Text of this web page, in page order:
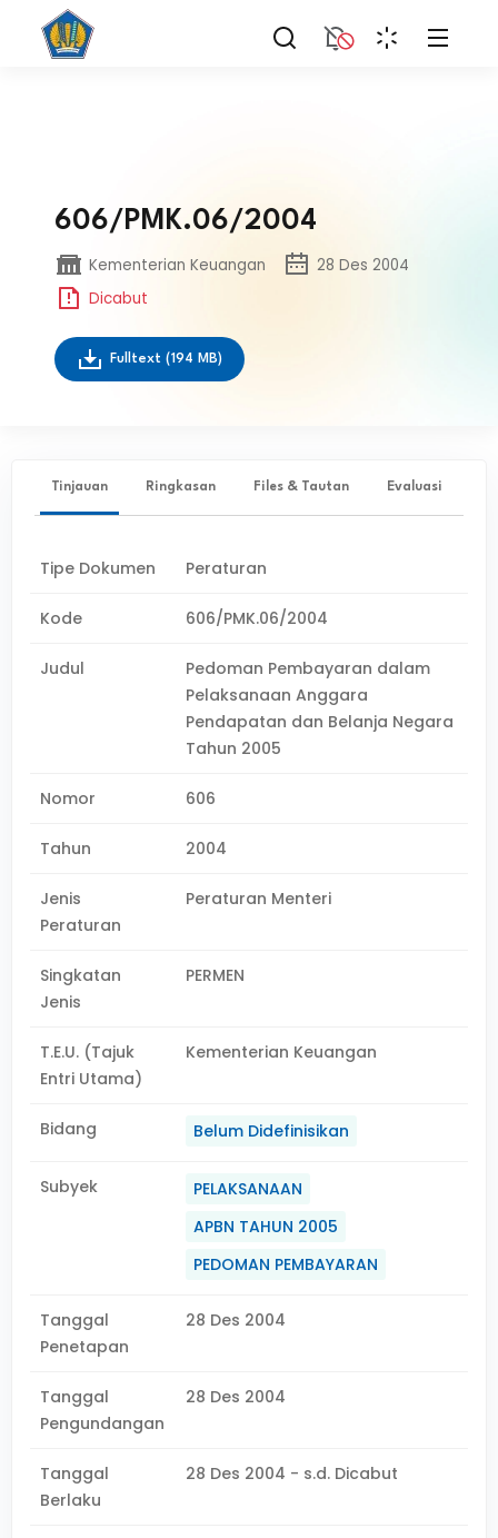
606/PMK.06/2004
Kementerian Keuangan
28 Des 2004
Dicabut
Fulltext (194 MB)
Tinjauan Ringkasan Files & Tautan Evaluasi
Tipe Dokumen Peraturan
Kode 606/PMK.06/2004
Judul
Pedoman Pembayaran dalam
Pelaksanaan Anggara
Pendapatan dan Belanja Negara
Tahun 2005
Nomor 606
Tahun 2004
Jenis
Peraturan
Peraturan Menteri
Singkatan
Jenis
PERMEN
T.E.U. (Tajuk
Entri Utama)
Kementerian Keuangan
Bidang Belum Didefinisikan
Subyek
PELAKSANAAN
APBN TAHUN 2005
PEDOMAN PEMBAYARAN
Tanggal
Penetapan
28 Des 2004
Tanggal
Pengundangan
28 Des 2004
Tanggal
Berlaku
28 Des 2004 - s.d. Dicabut